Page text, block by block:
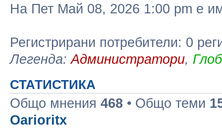
На Пет Май 08, 2026 1:00 pm е
Регистрирани потребители: 0
Легенда:Администратори,
СТАТИСТИКА
Общо мнения 468 • Общо теми
Oarioritx